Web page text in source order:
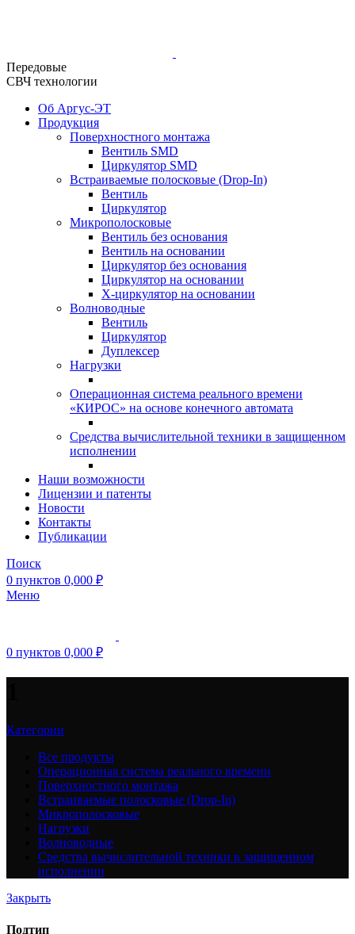
Передовые
СВЧ технологии
Об Аргус-ЭТ
Продукция
Поверхностного монтажа
Вентиль SMD
Циркулятор SMD
Встраиваемые полосковые (Drop-In)
Вентиль
Циркулятор
Микрополосковые
Вентиль без основания
Вентиль на основании
Циркулятор без основания
Циркулятор на основании
Х-циркулятор на основании
Волноводные
Вентиль
Циркулятор
Дуплексер
Нагрузки
Операционная система реального времени
«КИРОС» на основе конечного автомата
Средства вычислительной техники в защищенном
исполнении
Наши возможности
Лицензии и патенты
Новости
Контакты
Публикации
Поиск
0 пунктов 0,000 ₽
Меню
0 пунктов 0,000 ₽
Категории
Все продукты
Операционная система реального времени
Поверхностного монтажа
Встраиваемые полосковые (Drop-In)
Микрополосковые
Нагрузки
Волноводные
Средства вычислительной техники в защищенном
исполнении
Закрыть
Подтип